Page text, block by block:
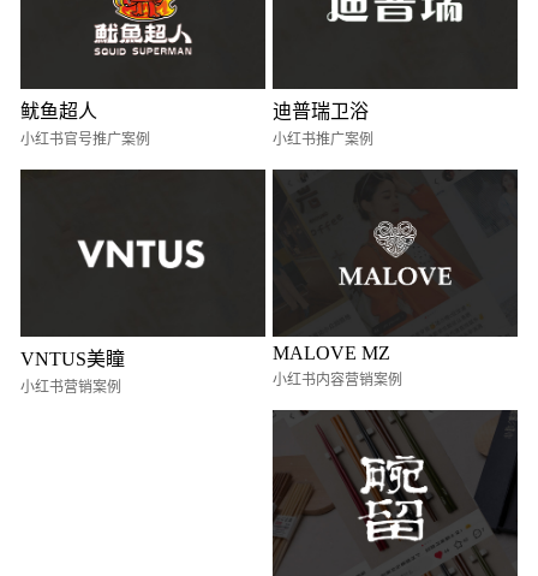
鱿鱼超人
小红书官号推广案例
迪普瑞卫浴
小红书推广案例
VNTUS美瞳
小红书营销案例
MALOVE MZ
小红书内容营销案例